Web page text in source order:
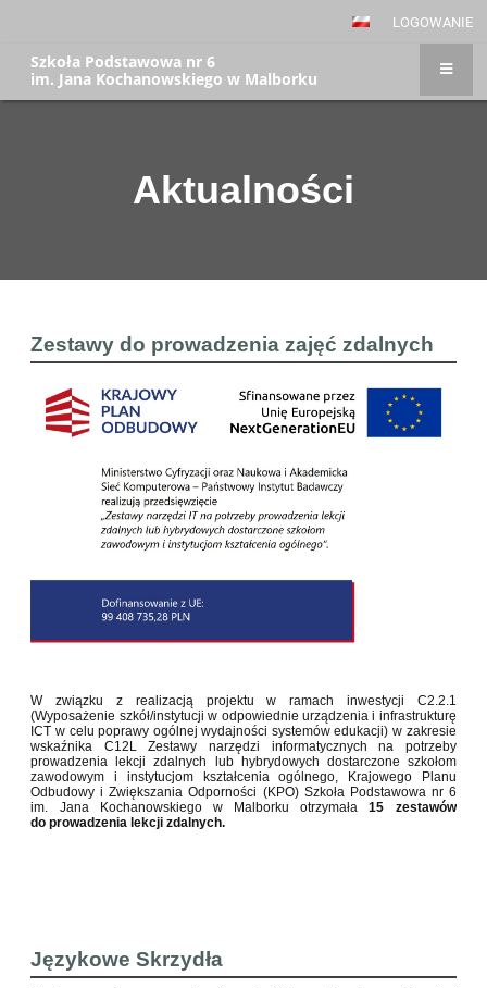
LOGOWANIE
Szkoła Podstawowa nr 6
im. Jana Kochanowskiego w Malborku
Aktualności
Zestawy do prowadzenia zajęć zdalnych
W związku z realizacją projektu w ramach inwestycji C2.2.1
(Wyposażenie szkół/instytucji w odpowiednie urządzenia i infrastrukturę
ICT w celu poprawy ogólnej wydajności systemów edukacji) w zakresie
wskaźnika C12L Zestawy narzędzi informatycznych na potrzeby
prowadzenia lekcji zdalnych lub hybrydowych dostarczone szkołom
zawodowym i instytucjom kształcenia ogólnego, Krajowego Planu
Odbudowy i Zwiększania Odporności (KPO) Szkoła Podstawowa nr 6
im. Jana Kochanowskiego w Malborku otrzymała15 zestawów
do prowadzenia lekcji zdalnych.
Językowe Skrzydła